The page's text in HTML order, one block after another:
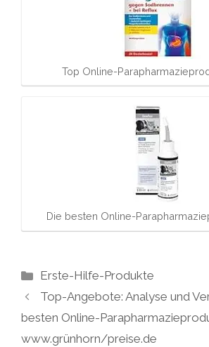
Top Online-
Die besten Online-
Kategorien
Erste-Hilfe-Produkte
Top-Angebote: Analyse und
besten Online-
www.grünhorn/preise.de